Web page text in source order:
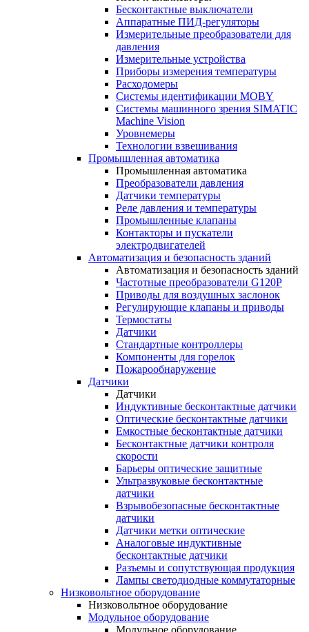
Бесконтактные выключатели
Аппаратные ПИД-регуляторы
Измерительные преобразователи для
давления
Измерительные устройства
Приборы измерения температуры
Расходомеры
Системы идентификации MOBY
Системы машинного зрения SIMATIC
Machine Vision
Уровнемеры
Технологии взвешивания
Промышленная автоматика
Промышленная автоматика
Преобразователи давления
Датчики температуры
Реле давления и температуры
Промышленные клапаны
Контакторы и пускатели
электродвигателей
Автоматизация и безопасность зданий
Автоматизация и безопасность зданий
Частотные преобразователи G120P
Приводы для воздушных заслонок
Регулирующие клапаны и приводы
Термостаты
Датчики
Стандартные контроллеры
Компоненты для горелок
Пожарообнаружение
Датчики
Датчики
Индуктивные бесконтактные датчики
Оптические бесконтактные датчики
Емкостные бесконтактные датчики
Бесконтактные датчики контроля
скорости
Барьеры оптические защитные
Ультразвуковые бесконтактные
датчики
Взрывобезопасные бесконтактные
датчики
Датчики метки оптические
Аналоговые индуктивные
бесконтактные датчики
Разъемы и сопутствующая продукция
Лампы светодиодные коммутаторные
Низковольтное оборудование
Низковольтное оборудование
Модульное оборудование
Модульное оборудование